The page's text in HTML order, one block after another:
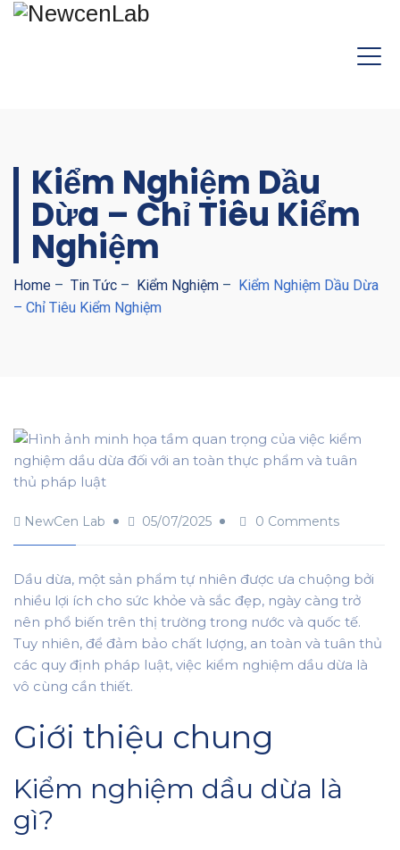
Kiểm Nghiệm Dầu
Dừa – Chỉ Tiêu Kiểm
Nghiệm
Home – Tin Tức – Kiểm Nghiệm – Kiểm Nghiệm Dầu Dừa
– Chỉ Tiêu Kiểm Nghiệm
NewCen Lab 05/07/2025 0 Comments
Dầu dừa, một sản phẩm tự nhiên được ưa chuộng bởi
nhiều lợi ích cho sức khỏe và sắc đẹp, ngày càng trở
nên phổ biến trên thị trường trong nước và quốc tế.
Tuy nhiên, để đảm bảo chất lượng, an toàn và tuân thủ
các quy định pháp luật, việc kiểm nghiệm dầu dừa là
vô cùng cần thiết.
Giới thiệu chung
Kiểm nghiệm dầu dừa là
gì?